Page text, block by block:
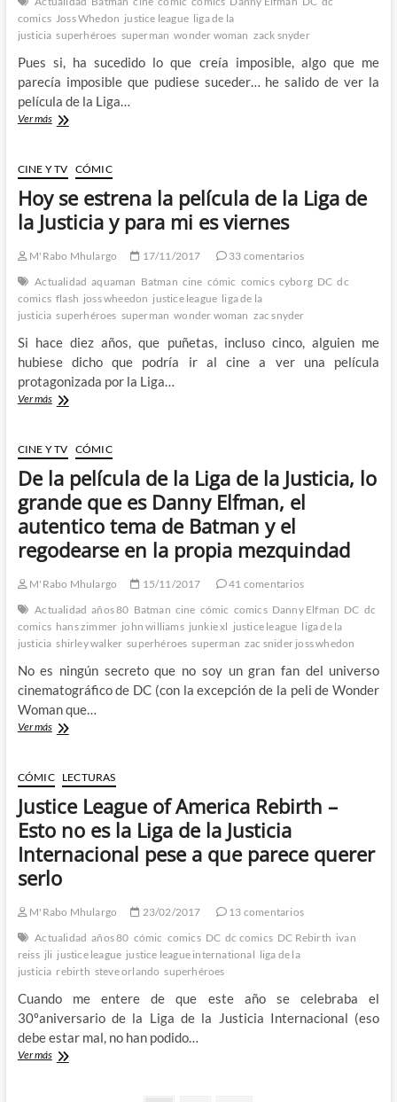
siendo
un
escritor
comics Joss Whedon justice league liga de la
justicia superhéroes superman wonder woman zack snyder
Pues si, ha sucedido lo que creía imposible, algo que me
parecía imposible que pudiese suceder… he salido de ver la
película de la Liga…
Ver másPues
la
Liga
de
Justicia
Joss
Whedon”
ha
disgustado?
Parte.
CINE Y TV CÓMIC
Hoy se estrena la película de la Liga de
la Justicia y para mi es viernes
M'Rabo Mhulargo 17/11/2017
33 comentarios
Actualidad aquaman Batman cine cómic comics cyborg DC dc
comics flash joss wheedon justice league liga de la
justicia superhéroes superman wonder woman zac snyder
Si hace diez años, que puñetas, incluso cinco, alguien me
hubiese dicho que podría ir al cine a ver una película
protagonizada por la Liga…
Ver másHoy
la
película
de
Liga
de
Justicia
para
mi
es
viernes
CINE Y TV CÓMIC
De la película de la Liga de la Justicia, lo
grande que es Danny Elfman, el
autentico tema de Batman y el
regodearse en la propia mezquindad
M'Rabo Mhulargo 15/11/2017
41 comentarios
Actualidad años 80 Batman cine cómic comics Danny Elfman DC dc
comics hans zimmer john williams junkie xl justice league liga de la
justicia shirley walker superhéroes superman zac snider joss whedon
No es ningún secreto que no soy un gran fan del universo
cinematográfico de DC (con la excepción de la peli de Wonder
Woman que…
Ver másDe
de
la
Liga
la
Justicia,
grande
es
Danny
Elfman,
tema
de
y
el
CÓMIC LECTURAS
Justice League of America Rebirth –
Esto no es la Liga de la Justicia
Internacional pese a que parece querer
serlo
M'Rabo Mhulargo 23/02/2017
13 comentarios
Actualidad años 80 cómic comics DC dc comics DC Rebirth ivan
reiss jli justice league justice league international liga de la
justicia rebirth steve orlando superhéroes
Cuando me entere de que este año se celebraba el
30ºaniversario de la Liga de la Justicia Internacional (eso
debe estar mal, no han podido…
Ver másJustice